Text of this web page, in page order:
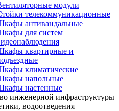
модули
телекоммуникационные
антивандальные
для систем
квартирные и
климатические
напольные
настенные
инженерной инфраструктуры
водоотведения